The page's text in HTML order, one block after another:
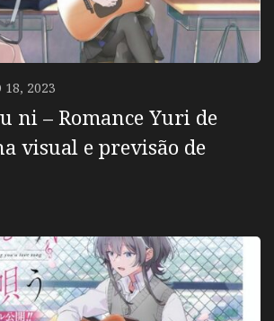
18, 2023
ni – Romance Yuri de
visual e previsão de